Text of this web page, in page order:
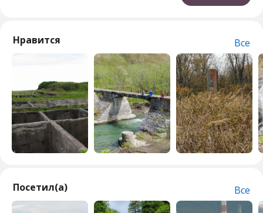
Нравится Все
Посетил(а) Все